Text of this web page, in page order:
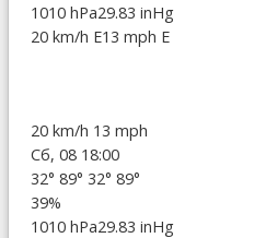
1010 hPa29.83 inHg
20 km/h E13 mph E
20 km/h 13 mph
Сб, 08 18:00
32° 89° 32° 89°
39%
1010 hPa29.83 inHg